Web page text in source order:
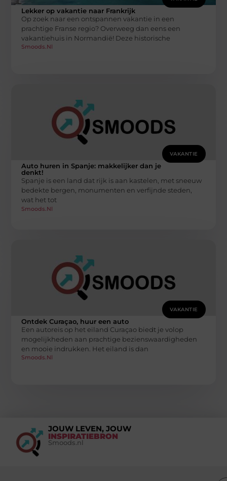
Lekker op vakantie naar Frankrijk
Op zoek naar een ontspannen vakantie in een
prachtige Franse regio? Overweeg dan eens een
vakantiehuis in Normandië! Deze historische
Smoods.nl
VAKANTIE
Auto huren in Spanje: makkelijker dan je
denkt!
Spanje is een land dat rijk is aan kastelen, met sneeuw
bedekte bergen, monumenten en verfijnde steden,
wat het tot
Smoods.nl
VAKANTIE
Ontdek Curaçao, huur een auto
Een autoreis op het eiland Curaçao biedt je volop
mogelijkheden aan prachtige bezienswaardigheden
en mooie indrukken. Het eiland is dan
Smoods.nl
JOUW LEVEN, JOUW
INSPIRATIEBRON
Smoods.nl